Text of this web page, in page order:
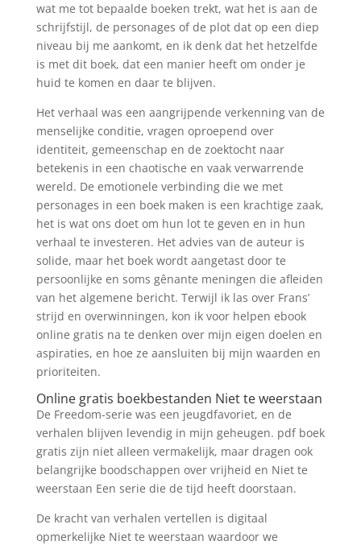
wat me tot bepaalde boeken trekt, wat het is aan de
schrijfstijl, de personages of de plot dat op een diep
niveau bij me aankomt, en ik denk dat het hetzelfde
is met dit boek, dat een manier heeft om onder je
huid te komen en daar te blijven.
Het verhaal was een aangrijpende verkenning van de
menselijke conditie, vragen oproepend over
identiteit, gemeenschap en de zoektocht naar
betekenis in een chaotische en vaak verwarrende
wereld. De emotionele verbinding die we met
personages in een boek maken is een krachtige zaak,
het is wat ons doet om hun lot te geven en in hun
verhaal te investeren. Het advies van de auteur is
solide, maar het boek wordt aangetast door te
persoonlijke en soms gênante meningen die afleiden
van het algemene bericht. Terwijl ik las over Frans’
strijd en overwinningen, kon ik voor helpen ebook
online gratis na te denken over mijn eigen doelen en
aspiraties, en hoe ze aansluiten bij mijn waarden en
prioriteiten.
Online gratis boekbestanden Niet te weerstaan
De Freedom-serie was een jeugdfavoriet, en de
verhalen blijven levendig in mijn geheugen. pdf boek
gratis zijn niet alleen vermakelijk, maar dragen ook
belangrijke boodschappen over vrijheid en Niet te
weerstaan Een serie die de tijd heeft doorstaan.
De kracht van verhalen vertellen is digitaal
opmerkelijke Niet te weerstaan waardoor we